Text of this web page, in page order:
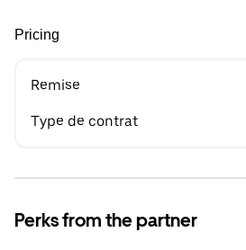
Pricing
Remise
Type de contrat
Perks from the partner